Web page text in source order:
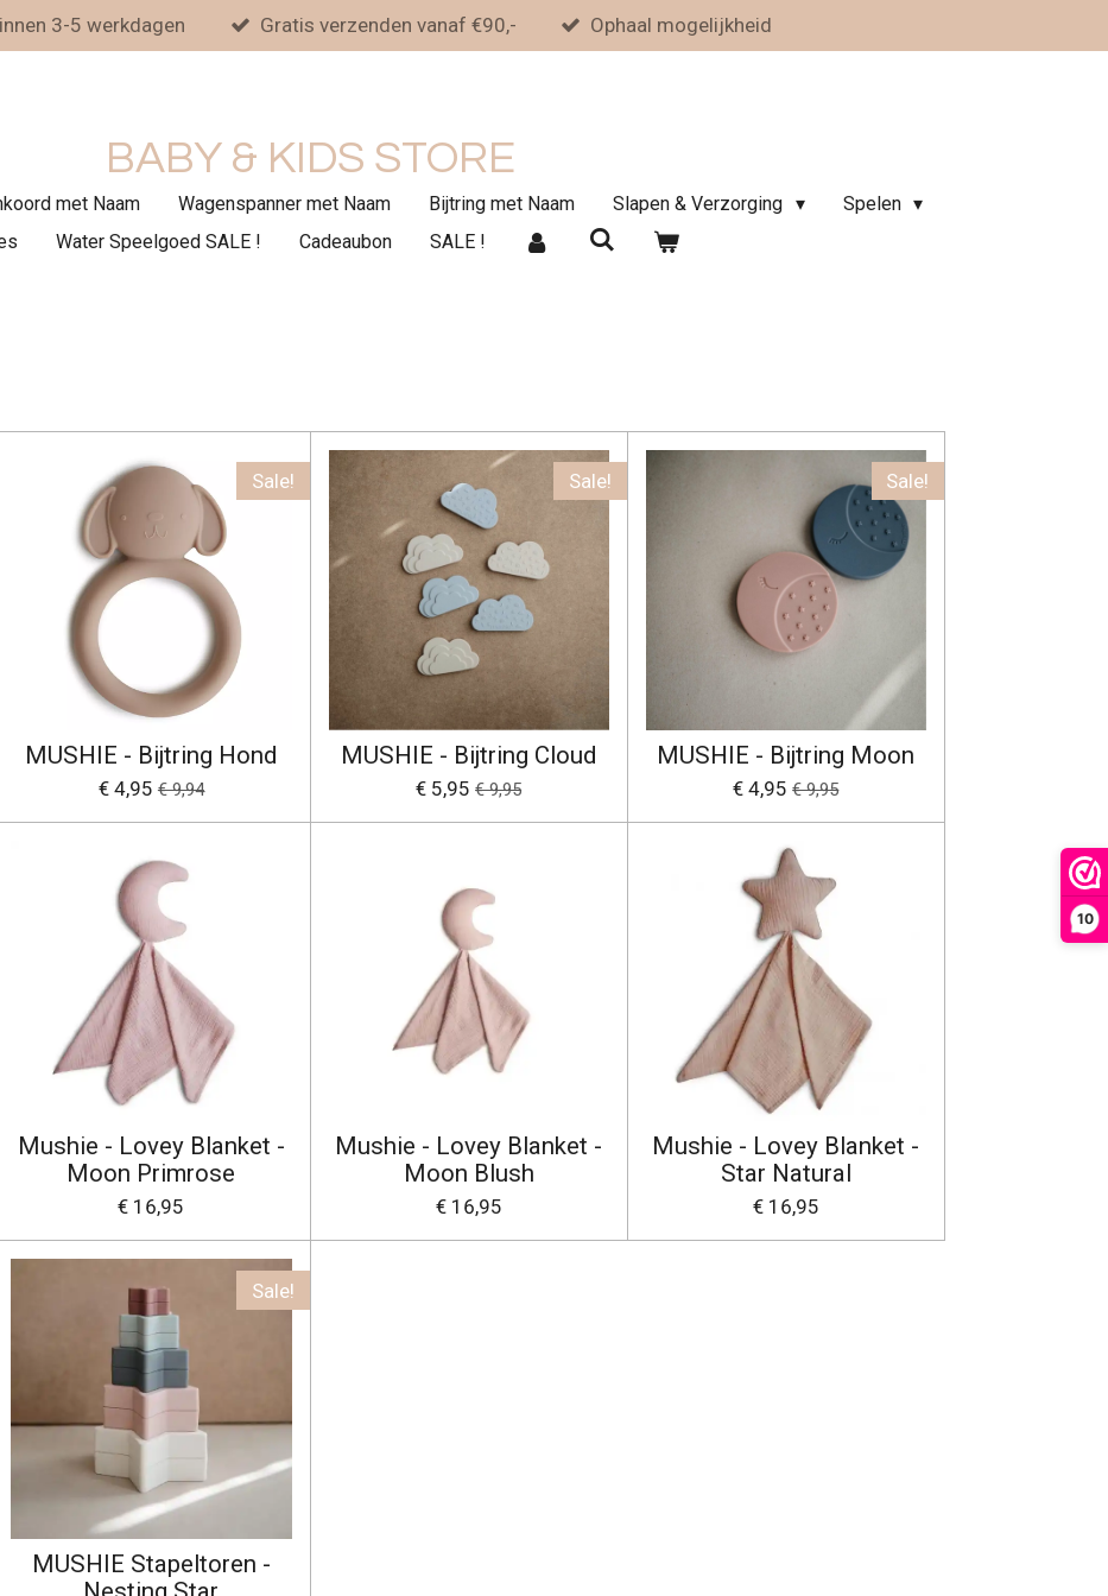
10
3-5 werkdagen Gratis verzenden vanaf €90,- Ophaal mogelijkheid
BABY & KIDS STORE
met Naam Wagenspanner met Naam Bijtring met Naam Slapen & Verzorging
Spelen
Water Speelgoed SALE ! Cadeaubon SALE !
Sale!
MUSHIE - Bijtring Hond
€ 4,95 € 9,94
Sale!
MUSHIE - Bijtring Cloud
€ 5,95 € 9,95
Sale!
MUSHIE - Bijtring Moon
€ 4,95 € 9,95
Mushie - Lovey Blanket -
Moon Primrose
€ 16,95
Mushie - Lovey Blanket -
Moon Blush
€ 16,95
Mushie - Lovey Blanket -
Star Natural
€ 16,95
Sale!
MUSHIE Stapeltoren -